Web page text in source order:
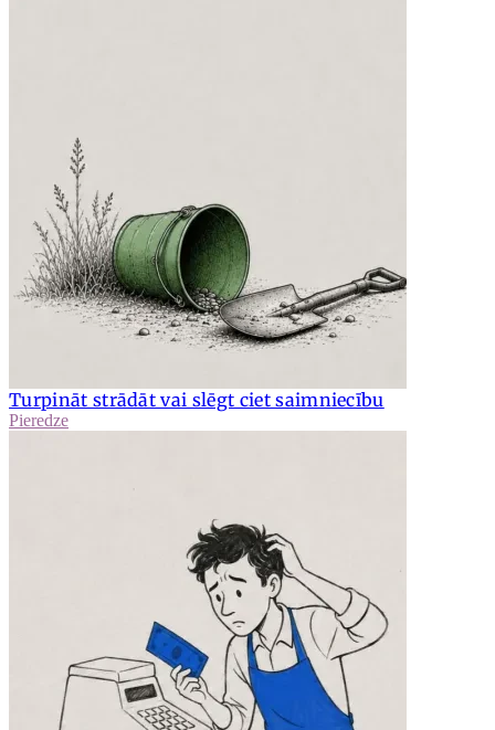
Turpināt strādāt vai slēgt ciet saimniecību
Pieredze